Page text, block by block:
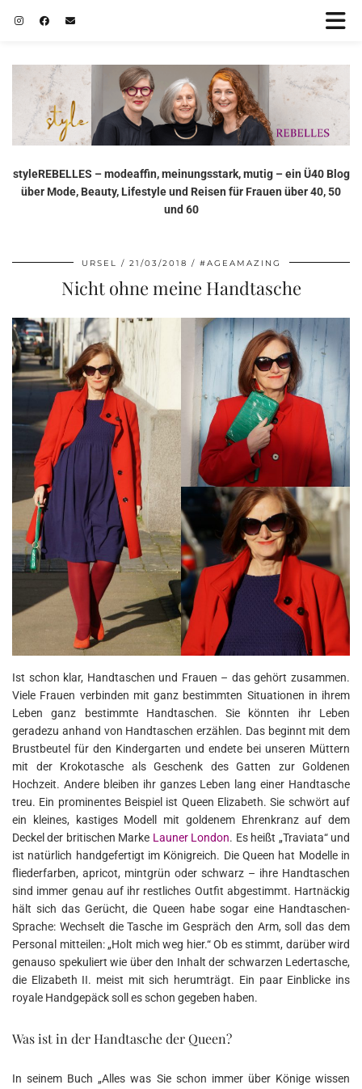
styleREBELLES – modeaffin, meinungsstark, mutig – ein Ü40 Blog
über Mode, Beauty, Lifestyle und Reisen für Frauen über 40, 50
und 60
URSEL 21/03/2018 #AGEAMAZING
Nicht ohne meine Handtasche
Ist schon klar, Handtaschen und Frauen – das gehört zusammen.
Viele Frauen verbinden mit ganz bestimmten Situationen in ihrem
Leben ganz bestimmte Handtaschen. Sie könnten ihr Leben
geradezu anhand von Handtaschen erzählen. Das beginnt mit dem
Brustbeutel für den Kindergarten und endete bei unseren Müttern
mit der Krokotasche als Geschenk des Gatten zur Goldenen
Hochzeit. Andere bleiben ihr ganzes Leben lang einer Handtasche
treu. Ein prominentes Beispiel ist Queen Elizabeth. Sie schwört auf
ein kleines, kastiges Modell mit goldenem Ehrenkranz auf dem
Deckel der britischen Marke Launer London. Es heißt „Traviata“ und
ist natürlich handgefertigt im Königreich. Die Queen hat Modelle in
fliederfarben, apricot, mintgrün oder schwarz – ihre Handtaschen
sind immer genau auf ihr restliches Outfit abgestimmt. Hartnäckig
hält sich das Gerücht, die Queen habe sogar eine Handtaschen-
Sprache: Wechselt die Tasche im Gespräch den Arm, soll das dem
Personal mitteilen: „Holt mich weg hier.“ Ob es stimmt, darüber wird
genauso spekuliert wie über den Inhalt der schwarzen Ledertasche,
die Elizabeth II. meist mit sich herumträgt. Ein paar Einblicke ins
royale Handgepäck soll es schon gegeben haben.
Was ist in der Handtasche der Queen?
In seinem Buch „Alles was Sie schon immer über Könige wissen